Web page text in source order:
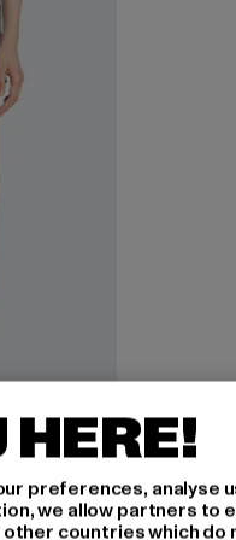
HERE!
preferences, analyse
we allow partners to
countries which do